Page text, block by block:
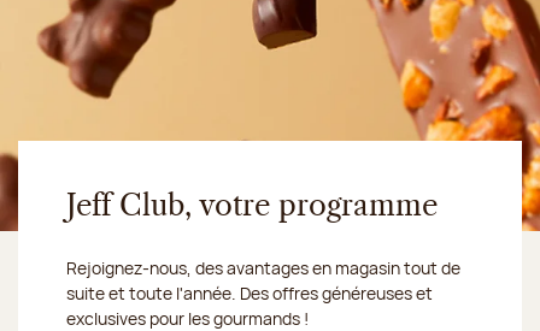
Jeff Club, votre programme
Rejoignez-nous, des avantages en magasin tout de
suite et toute l'année. Des offres généreuses et
exclusives pour les gourmands !